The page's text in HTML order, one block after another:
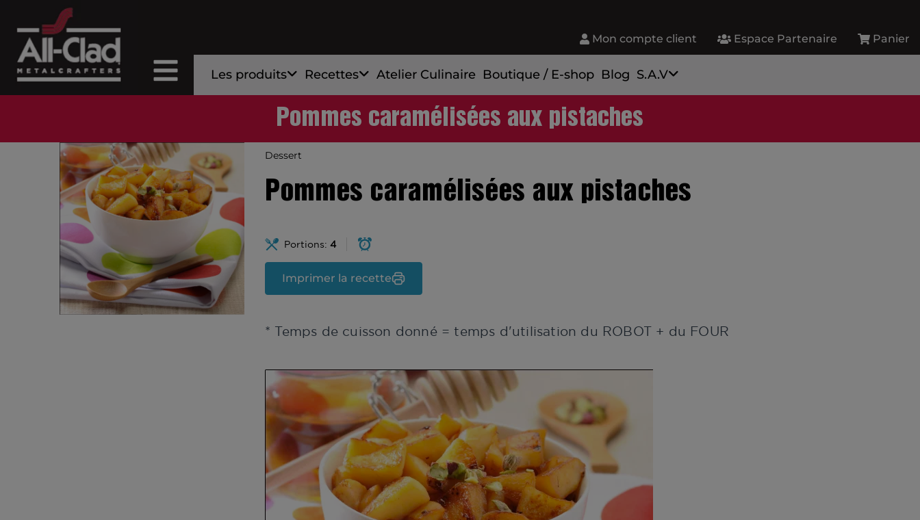
Mon compte client Espace Partenaire Panier
Les produits Recettes Atelier Culinaire Boutique / E-shop Blog S.A.V
Pommes caramélisées aux pistaches
Dessert
Pommes caramélisées aux pistaches
Portions: 4
Imprimer la recette
* Temps de cuisson donné = temps d'utilisation du ROBOT + du FOUR